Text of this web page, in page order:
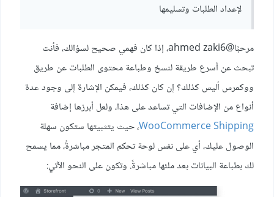
لإعداد الطلبات وتسليمها
مرحبًا@ahmed zaki6
، إذا كان فهمي صحيح لسؤالك، فأنت
تبحث عن أسرع طريقة لنسخ وطباعة محتوى الطلبات عن طريق
ووكمرس أليس كذلك؟ إن كان كذلك، فيمكن الإشارة إلى وجود عدة
أنواع من الإضافات التي تساعد على هذا، ولعل أبرزها إضافة
WooCommerce Shipping، حيث يتثبيتها ستكون سهلة
الوصول عليك، أي على نفس لوحة تحكم المتجر مباشرةً، مما يسمح
لك بطباعة البيانات بعد ملئها مباشرةً. وتكون على النحو الآتي: